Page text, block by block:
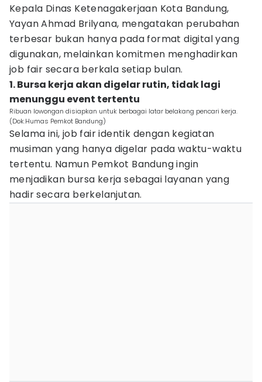
Kepala Dinas Ketenagakerjaan Kota Bandung,
Yayan Ahmad Brilyana, mengatakan perubahan
terbesar bukan hanya pada format digital yang
digunakan, melainkan komitmen menghadirkan
job fair secara berkala setiap bulan.
1. Bursa kerja akan digelar rutin, tidak lagi
menunggu event tertentu
Ribuan lowongan disiapkan untuk berbagai latar belakang pencari kerja.
(Dok.Humas Pemkot Bandung)
Selama ini, job fair identik dengan kegiatan
musiman yang hanya digelar pada waktu-waktu
tertentu. Namun Pemkot Bandung ingin
menjadikan bursa kerja sebagai layanan yang
hadir secara berkelanjutan.